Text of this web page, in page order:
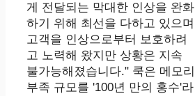
게 전달되는 막대한 인상을 완화
하기 위해 최선을 다하고 있으며
고객을 인상으로부터 보호하려
고 노력해 왔지만 상황은 지속
불가능해졌습니다." 쿡은 메모리
부족 규모를 ​​'100년 만의 홍수'라